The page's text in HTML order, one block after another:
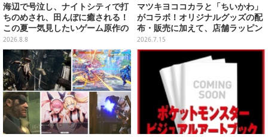
海辺で号泣し、ナイトシティで打
ちのめされ、田んぼに癒される！
この夏一気見したいゲーム原作の
名作アニメ10選を一挙紹介【特
集】
2026.8.8
マツキヨココカラと「ちいかわ」
がコラボ！オリジナルグッズの配
布・販売に加えて、店舗ラッピン
グや”花火打ち上げ”まで盛り沢山
2026.7.15